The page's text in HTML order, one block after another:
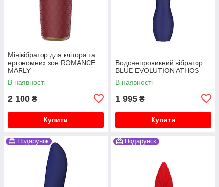
Мінівібратор для клітора та
ергономних зон ROMANCE
MARLY
В наявності
2 100 ₴
Купити
Водонепроникний вібратор
BLUE EVOLUTION ATHOS
В наявності
1 995 ₴
Купити
Подарунок Подарунок